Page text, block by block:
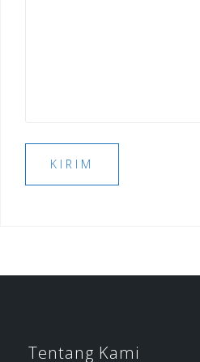
Tentang Kami